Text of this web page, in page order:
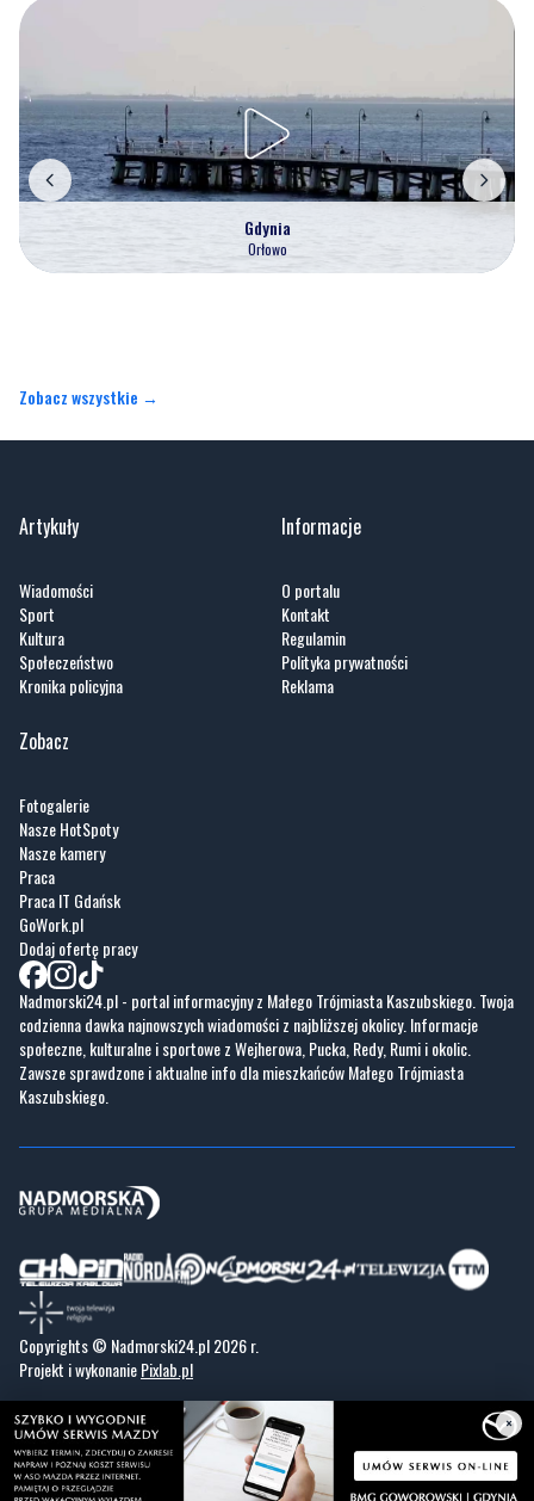
Gdynia
Orłowo
Zobacz wszystkie →
Artykuły
Wiadomości
Sport
Kultura
Społeczeństwo
Kronika policyjna
Informacje
O portalu
Kontakt
Regulamin
Polityka prywatności
Reklama
Zobacz
Fotogalerie
Nasze HotSpoty
Nasze kamery
Praca
Praca IT Gdańsk
GoWork.pl
Dodaj ofertę pracy
Nadmorski24.pl - portal informacyjny z Małego Trójmiasta Kaszubskiego. Twoja
codzienna dawka najnowszych wiadomości z najbliższej okolicy. Informacje
społeczne, kulturalne i sportowe z Wejherowa, Pucka, Redy, Rumi i okolic.
Zawsze sprawdzone i aktualne info dla mieszkańców Małego Trójmiasta
Kaszubskiego.
Copyrights © Nadmorski24.pl 2026 r.
Projekt i wykonaniePixlab.pl
×